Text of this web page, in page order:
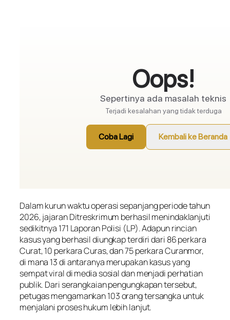
Dalam kurun waktu operasi sepanjang periode tahun
2026, jajaran Ditreskrimum berhasil menindaklanjuti
sedikitnya 171 Laporan Polisi (LP). Adapun rincian
kasus yang berhasil diungkap terdiri dari 86 perkara
Curat, 10 perkara Curas, dan 75 perkara Curanmor,
di mana 13 di antaranya merupakan kasus yang
sempat viral di media sosial dan menjadi perhatian
publik. Dari serangkaian pengungkapan tersebut,
petugas mengamankan 103 orang tersangka untuk
menjalani proses hukum lebih lanjut.